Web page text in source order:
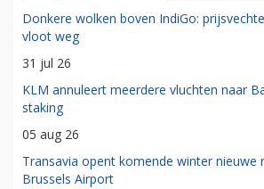
Donkere wolken boven IndiGo:
vloot weg
31 jul 26
KLM annuleert meerdere vluchten naar
staking
05 aug 26
Transavia opent komende winter nieuwe
Brussels Airport